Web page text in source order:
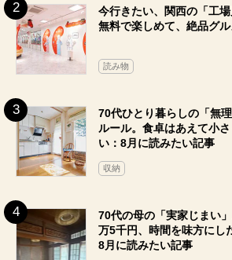
今行きたい、関西の「工場
無料で楽しめて、絶品グ
読み物
70代ひとり暮らしの「無
ルール。食卓はあえて小
い：8月に読みたい記事
収納
70代の母の「実家じまい
万5千円、時間を味方にし
8月に読みたい記事